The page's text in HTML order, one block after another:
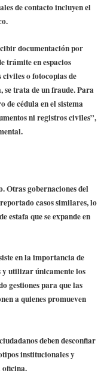
de contacto incluyen el
documentación por
trámite en espacios
o fotocopias de
se trata de un fraude. Para
de cédula en el sistema
ni registros civiles”,
Otras gobernaciones del
casos similares, lo
estafa que se expande en
en la importancia de
utilizar únicamente los
gestiones para que las
a quienes promueven
deben desconfiar
institucionales y
oficina.